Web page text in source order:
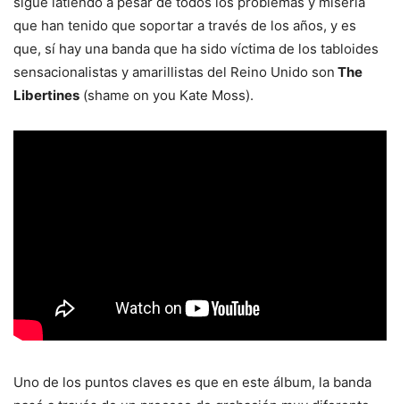
que han tenido que soportar a través de los años, y es
que, sí hay una banda que ha sido víctima de los tabloides
sensacionalistas y amarillistas del Reino Unido son The
Libertines (shame on you Kate Moss).
Uno de los puntos claves es que en este álbum, la banda